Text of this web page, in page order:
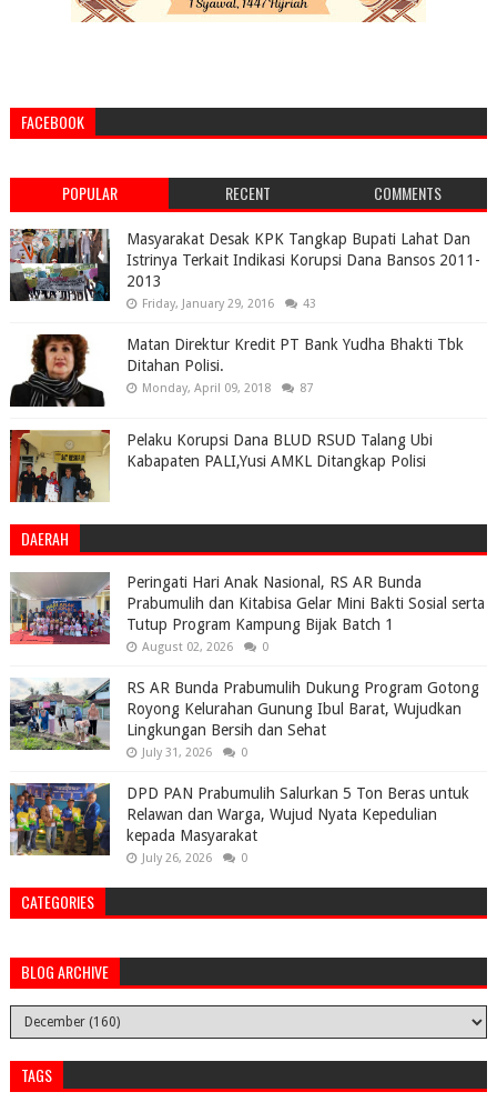
FACEBOOK
POPULAR RECENT COMMENTS
Masyarakat Desak KPK Tangkap Bupati Lahat Dan
Istrinya Terkait Indikasi Korupsi Dana Bansos 2011-
2013
Friday, January 29, 2016 43
Matan Direktur Kredit PT Bank Yudha Bhakti Tbk
Ditahan Polisi.
Monday, April 09, 2018 87
Pelaku Korupsi Dana BLUD RSUD Talang Ubi
Kabapaten PALI,Yusi AMKL Ditangkap Polisi
DAERAH
Peringati Hari Anak Nasional, RS AR Bunda
Prabumulih dan Kitabisa Gelar Mini Bakti Sosial serta
Tutup Program Kampung Bijak Batch 1
August 02, 2026 0
RS AR Bunda Prabumulih Dukung Program Gotong
Royong Kelurahan Gunung Ibul Barat, Wujudkan
Lingkungan Bersih dan Sehat
July 31, 2026 0
DPD PAN Prabumulih Salurkan 5 Ton Beras untuk
Relawan dan Warga, Wujud Nyata Kepedulian
kepada Masyarakat
July 26, 2026 0
CATEGORIES
BLOG ARCHIVE
TAGS